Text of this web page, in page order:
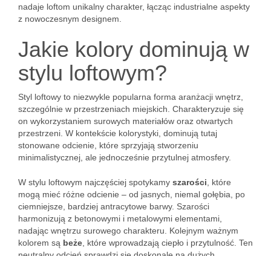
nadaje loftom unikalny charakter, łącząc industrialne aspekty
z nowoczesnym designem.
Jakie kolory dominują w
stylu loftowym?
Styl loftowy to niezwykle popularna forma aranżacji wnętrz,
szczególnie w przestrzeniach miejskich. Charakteryzuje się
on wykorzystaniem surowych materiałów oraz otwartych
przestrzeni. W kontekście kolorystyki, dominują tutaj
stonowane odcienie, które sprzyjają stworzeniu
minimalistycznej, ale jednocześnie przytulnej atmosfery.
W stylu loftowym najczęściej spotykamy szarości , które
mogą mieć różne odcienie – od jasnych, niemal gołębia, po
ciemniejsze, bardziej antracytowe barwy. Szarości
harmonizują z betonowymi i metalowymi elementami,
nadając wnętrzu surowego charakteru. Kolejnym ważnym
kolorem są beże , które wprowadzają ciepło i przytulność. Ten